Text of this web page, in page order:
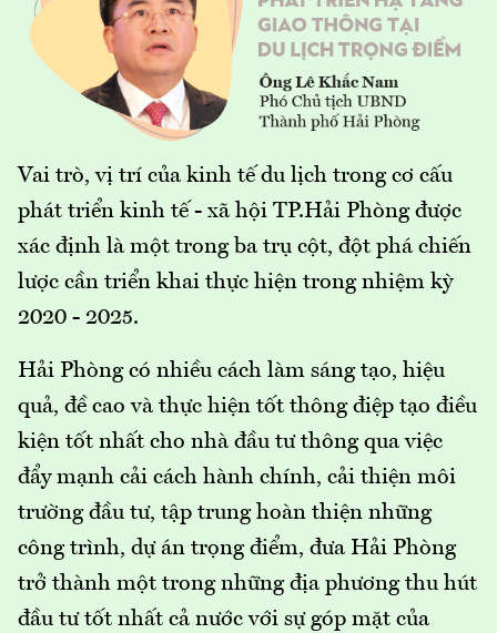
Vai trò, vị trí của kinh tế du lịch trong cơ cấu
phát triển kinh tế - xã hội TP.Hải Phòng được
xác định là một trong ba trụ cột, đột phá chiến
lược cần triển khai thực hiện trong nhiệm kỳ
2020 - 2025.
Hải Phòng có nhiều cách làm sáng tạo, hiệu
quả, đề cao và thực hiện tốt thông điệp tạo điều
kiện tốt nhất cho nhà đầu tư thông qua việc
đẩy mạnh cải cách hành chính, cải thiện môi
trường đầu tư, tập trung hoàn thiện những
công trình, dự án trọng điểm, đưa Hải Phòng
trở thành một trong những địa phương thu hút
đầu tư tốt nhất cả nước với sự góp mặt của